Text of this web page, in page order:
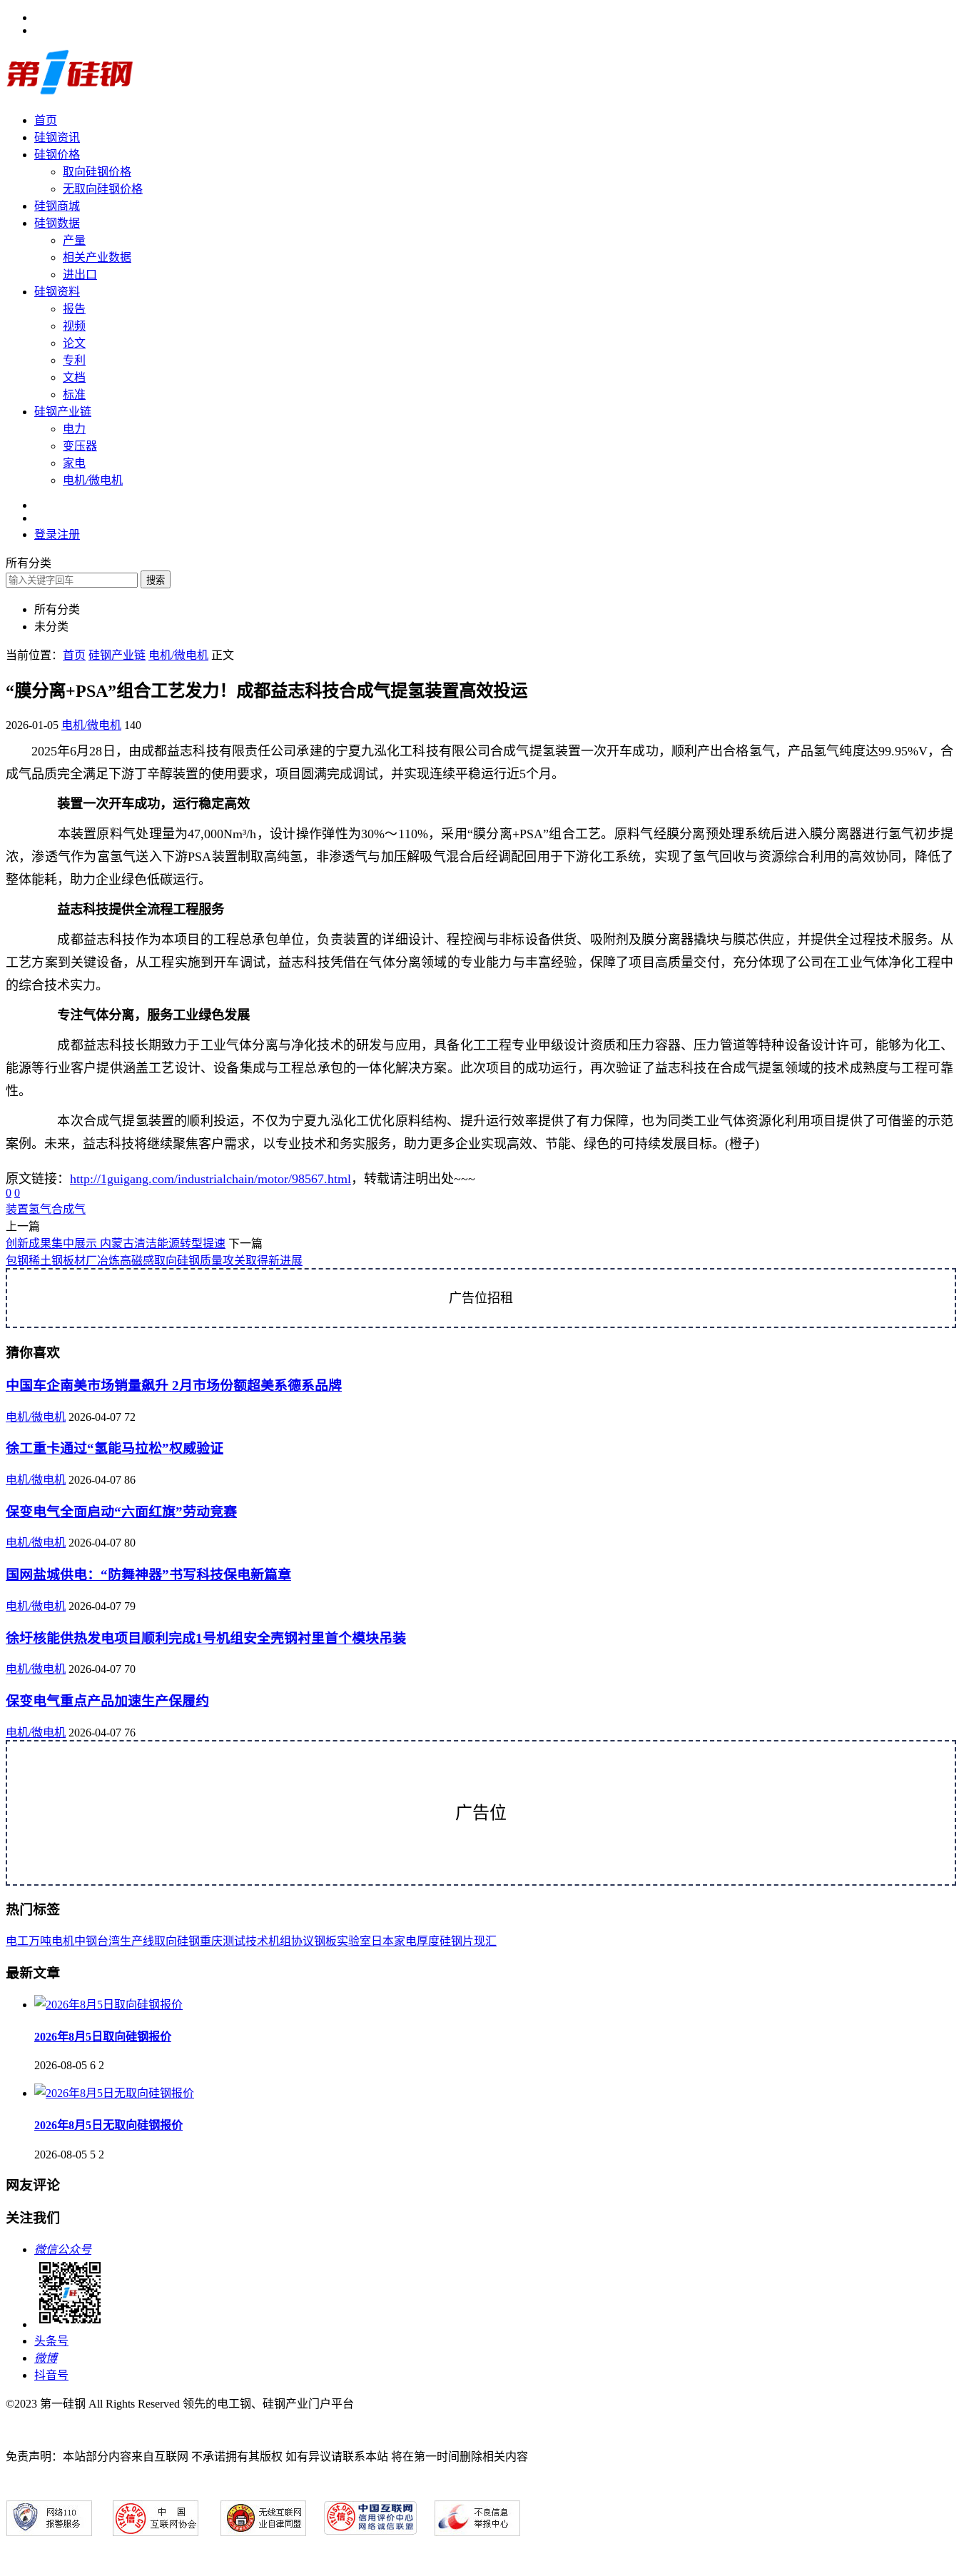
首页
硅钢资讯
硅钢价格
取向硅钢价格
无取向硅钢价格
硅钢商城
硅钢数据
产量
相关产业数据
进出口
硅钢资料
报告
视频
论文
专利
文档
标准
硅钢产业链
电力
变压器
家电
电机/微电机
登录注册
所有分类
搜索
所有分类
未分类
当前位置： 首页 硅钢产业链 电机/微电机 正文
“膜分离+PSA”组合工艺发力！成都益志科技合成气提氢装置高效投运
2026-01-05 电机/微电机 140
2025年6月28日，由成都益志科技有限责任公司承建的宁夏九泓化工科技有限公司合成气提氢装置一次开车成功，顺利产出合格氢气，产品氢气纯度达99.95%V，合
成气品质完全满足下游丁辛醇装置的使用要求，项目圆满完成调试，并实现连续平稳运行近5个月。
装置一次开车成功，运行稳定高效
本装置原料气处理量为47,000Nm³/h，设计操作弹性为30%～110%，采用“膜分离+PSA”组合工艺。原料气经膜分离预处理系统后进入膜分离器进行氢气初步提
浓，渗透气作为富氢气送入下游PSA装置制取高纯氢，非渗透气与加压解吸气混合后经调配回用于下游化工系统，实现了氢气回收与资源综合利用的高效协同，降低了
整体能耗，助力企业绿色低碳运行。
益志科技提供全流程工程服务
成都益志科技作为本项目的工程总承包单位，负责装置的详细设计、程控阀与非标设备供货、吸附剂及膜分离器撬块与膜芯供应，并提供全过程技术服务。从
工艺方案到关键设备，从工程实施到开车调试，益志科技凭借在气体分离领域的专业能力与丰富经验，保障了项目高质量交付，充分体现了公司在工业气体净化工程中
的综合技术实力。
专注气体分离，服务工业绿色发展
成都益志科技长期致力于工业气体分离与净化技术的研发与应用，具备化工工程专业甲级设计资质和压力容器、压力管道等特种设备设计许可，能够为化工、
能源等行业客户提供涵盖工艺设计、设备集成与工程总承包的一体化解决方案。此次项目的成功运行，再次验证了益志科技在合成气提氢领域的技术成熟度与工程可靠
性。
本次合成气提氢装置的顺利投运，不仅为宁夏九泓化工优化原料结构、提升运行效率提供了有力保障，也为同类工业气体资源化利用项目提供了可借鉴的示范
案例。未来，益志科技将继续聚焦客户需求，以专业技术和务实服务，助力更多企业实现高效、节能、绿色的可持续发展目标。(橙子)
原文链接： http://1guigang.com/industrialchain/motor/98567.html，转载请注明出处~~~
0 0
装置氢气合成气
上一篇
创新成果集中展示 内蒙古清洁能源转型提速 下一篇
包钢稀土钢板材厂冶炼高磁感取向硅钢质量攻关取得新进展
广告位招租
猜你喜欢
中国车企南美市场销量飙升 2月市场份额超美系德系品牌
电机/微电机 2026-04-07 72
徐工重卡通过“氢能马拉松”权威验证
电机/微电机 2026-04-07 86
保变电气全面启动“六面红旗”劳动竞赛
电机/微电机 2026-04-07 80
国网盐城供电：“防舞神器”书写科技保电新篇章
电机/微电机 2026-04-07 79
徐圩核能供热发电项目顺利完成1号机组安全壳钢衬里首个模块吊装
电机/微电机 2026-04-07 70
保变电气重点产品加速生产保履约
电机/微电机 2026-04-07 76
广告位
热门标签
电工万吨电机中钢台湾生产线取向硅钢重庆测试技术机组协议钢板实验室 日本家电厚度硅钢片现汇
最新文章
2026年8月5日取向硅钢报价
2026-08-05 6 2
2026年8月5日无取向硅钢报价
2026-08-05 5 2
网友评论
关注我们
微信公众号
头条号
微博
抖音号
©2023 第一硅钢 All Rights Reserved 领先的电工钢、硅钢产业门户平台
免责声明：本站部分内容来自互联网 不承诺拥有其版权 如有异议请联系本站 将在第一时间删除相关内容